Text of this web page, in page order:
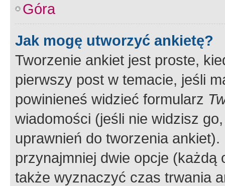
Góra
Jak mogę utworzyć ankietę?
Tworzenie ankiet jest proste,
pierwszy post w temacie, jeśli
powinieneś widzieć formularz
wiadomości (jeśli nie widzisz
uprawnień do tworzenia
przynajmniej dwie opcje
także wyznaczyć czas trwania